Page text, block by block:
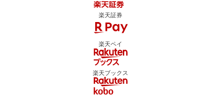
楽天証券
楽天ペイ
楽天ブックス